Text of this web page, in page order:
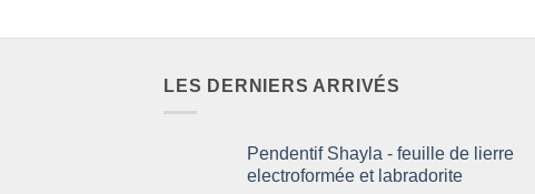
LES DERNIERS ARRIVÉS
Pendentif Shayla - feuille de lierre
electroformée et labradorite